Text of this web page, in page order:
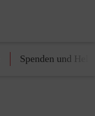
Spenden und